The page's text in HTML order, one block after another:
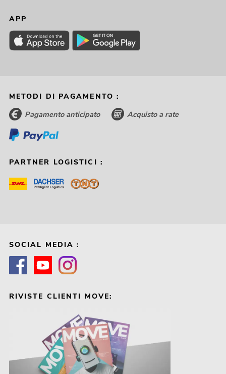
APP
METODI DI PAGAMENTO :
Pagamento anticipato Acquisto a rate
PARTNER LOGISTICI :
SOCIAL MEDIA :
RIVISTE CLIENTI MOVE: